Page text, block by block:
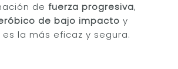
defuerza progresiva,
de bajo impacto y
es la más eficaz y segura.